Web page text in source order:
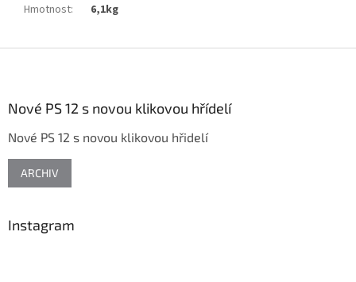
Hmotnost: 6,1kg
Nové PS 12 s novou klikovou hřídelí
Nové PS 12 s novou klikovou hřidelí
ARCHIV
Instagram